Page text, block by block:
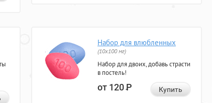
Набор для влюбленных
(10х100 мг)
Набор для двоих, добавь страсти
в постель!
от 120Р Купить